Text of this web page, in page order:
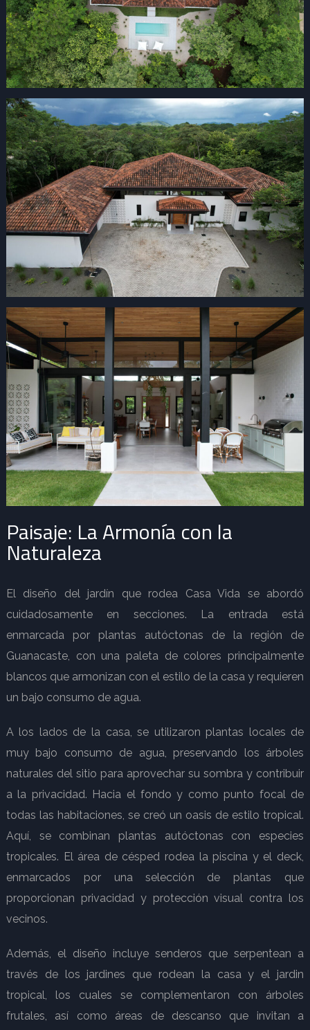
Paisaje: La Armonía con la
Naturaleza
El diseño del jardín que rodea Casa Vida se abordó
cuidadosamente en secciones. La entrada está
enmarcada por plantas autóctonas de la región de
Guanacaste, con una paleta de colores principalmente
blancos que armonizan con el estilo de la casa y requieren
un bajo consumo de agua.
A los lados de la casa, se utilizaron plantas locales de
muy bajo consumo de agua, preservando los árboles
naturales del sitio para aprovechar su sombra y contribuir
a la privacidad. Hacia el fondo y como punto focal de
todas las habitaciones, se creó un oasis de estilo tropical.
Aquí, se combinan plantas autóctonas con especies
tropicales. El área de césped rodea la piscina y el deck,
enmarcados por una selección de plantas que
proporcionan privacidad y protección visual contra los
vecinos.
Además, el diseño incluye senderos que serpentean a
través de los jardines que rodean la casa y el jardin
tropical, los cuales se complementaron con árboles
frutales, así como áreas de descanso que invitan a